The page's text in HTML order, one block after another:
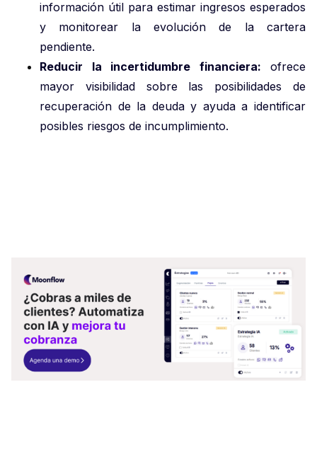
información útil para estimar ingresos esperados
y monitorear la evolución de la cartera
pendiente.
Reducir la incertidumbre financiera: ofrece
mayor visibilidad sobre las posibilidades de
recuperación de la deuda y ayuda a identificar
posibles riesgos de incumplimiento.